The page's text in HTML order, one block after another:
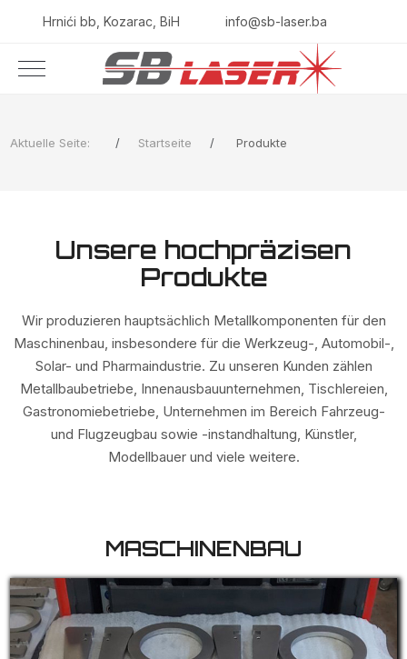
Hrnići bb, Kozarac, BiH info@sb-laser.ba
Aktuelle Seite: Startseite Produkte
Unsere hochpräzisen
Produkte
Wir produzieren hauptsächlich Metallkomponenten für den
Maschinenbau, insbesondere für die Werkzeug-, Automobil-,
Solar- und Pharmaindustrie. Zu unseren Kunden zählen
Metallbaubetriebe, Innenausbauunternehmen, Tischlereien,
Gastronomiebetriebe, Unternehmen im Bereich Fahrzeug-
und Flugzeugbau sowie -instandhaltung, Künstler,
Modellbauer und viele weitere.
MASCHINENBAU